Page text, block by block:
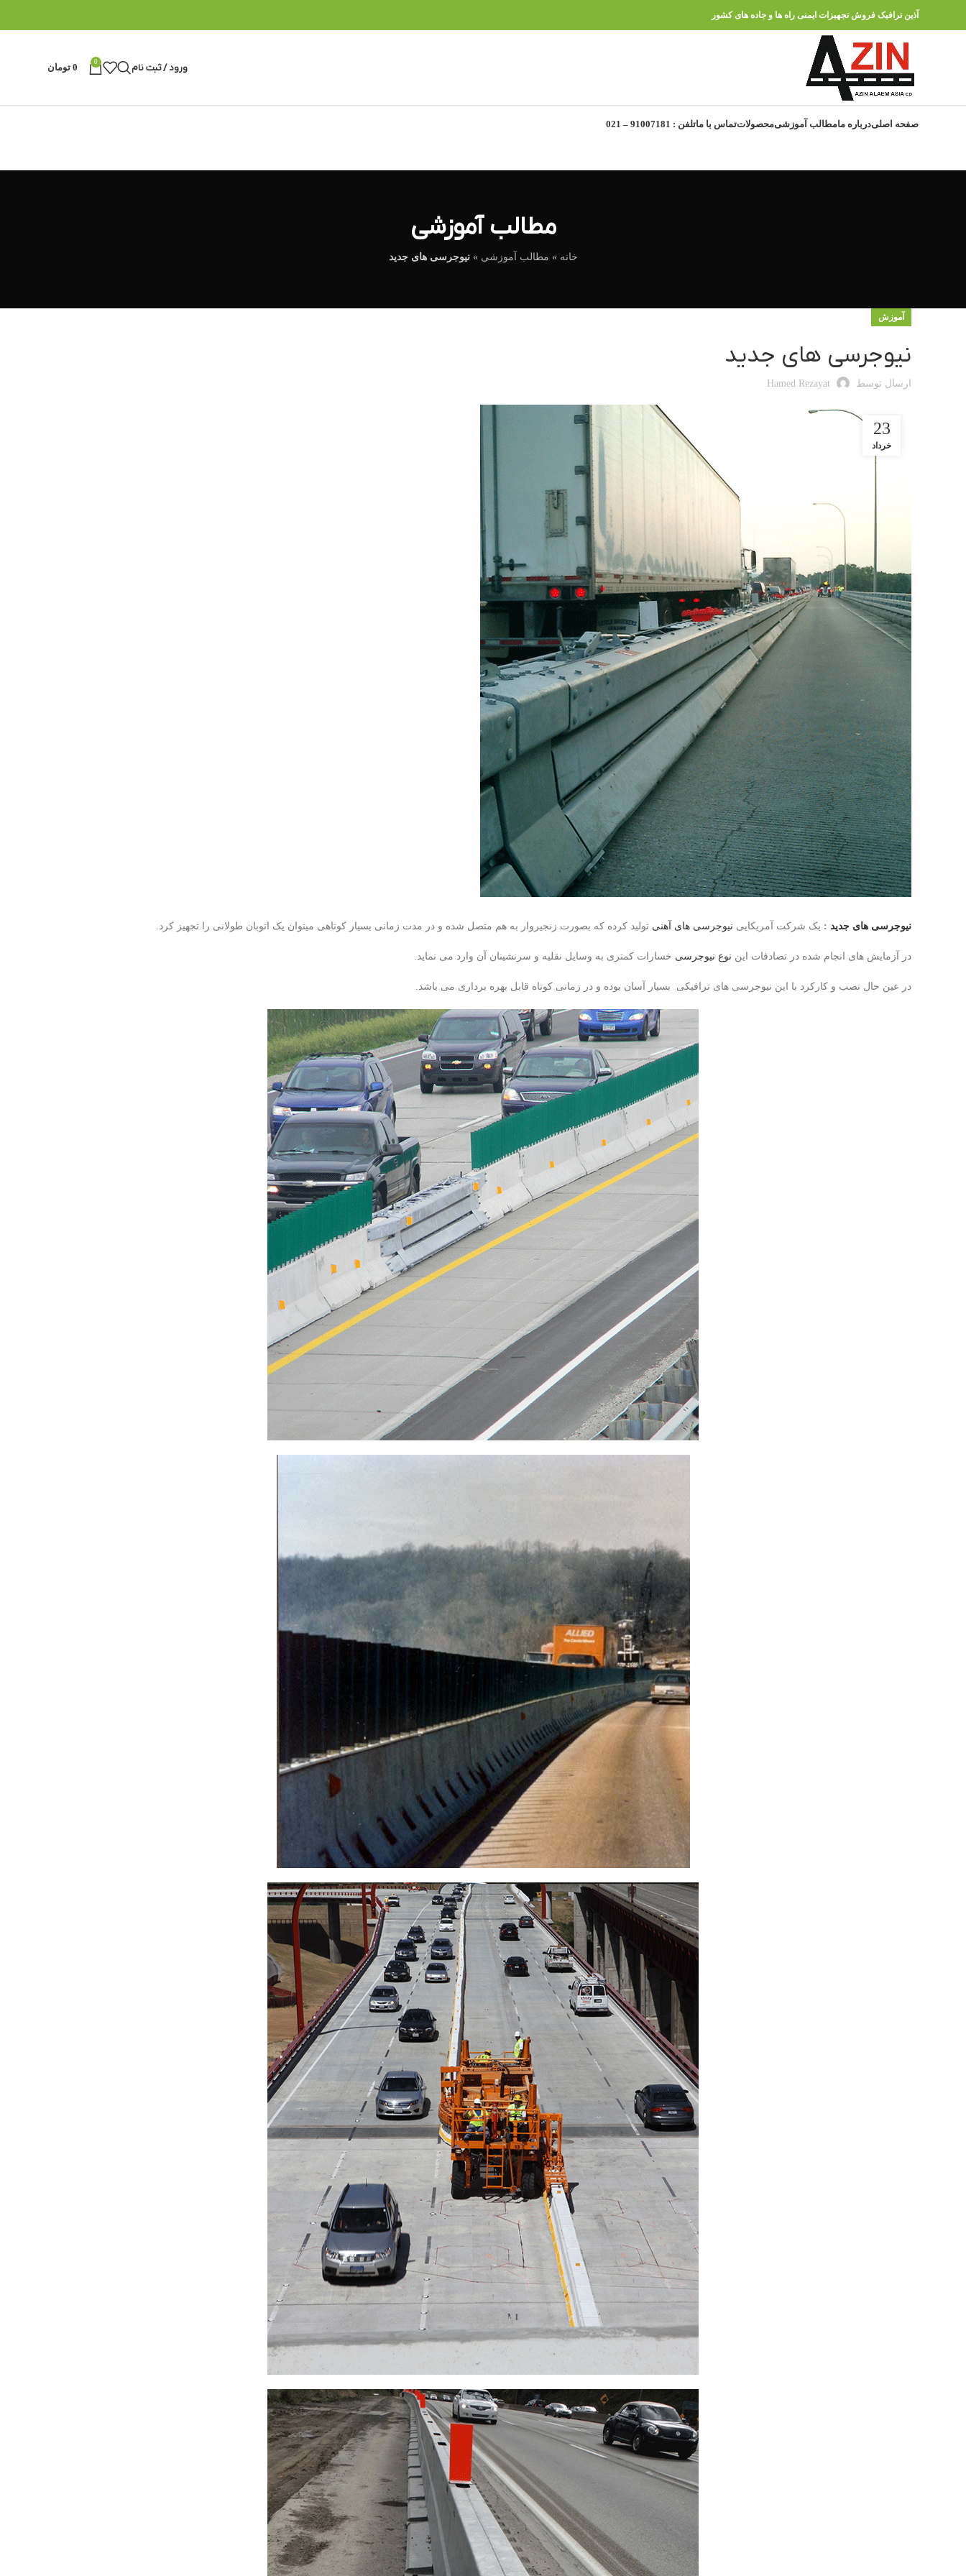
آذین ترافیک فروش تجهیزات ایمنی راه ها و جاده های کشور
ورود / ثبت نام 0
0 تومان
صفحه اصلیدرباره مامطالب آموزشیمحصولاتتماس با ماتلفن : 91007181 – 021
مطالب آموزشی
خانه » مطالب آموزشی »نیوجرسی های جدید
آموزش
نیوجرسی های جدید
ارسال توسط Hamed Rezayat
23
خرداد
نیوجرسی های جدید : یک شرکت آمریکایی نیوجرسی های آهنی تولید کرده که بصورت زنجیروار به هم متصل شده و در مدت زمانی بسیار کوتاهی میتوان یک اتوبان طولانی را تجهیز کرد.
در آزمایش های انجام شده در تصادفات این نوع نیوجرسی خسارات کمتری به وسایل نقلیه و سرنشینان آن وارد می نماید.
در عین حال نصب و کارکرد با این نیوجرسی های ترافیکی بسیار آسان بوده و در زمانی کوتاه قابل بهره برداری می باشد.